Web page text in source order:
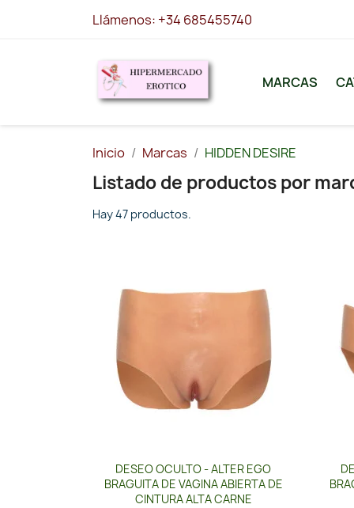
Llámenos: +34 685455740
MARCAS
Inicio Marcas HIDDEN DESIRE
Listado de productos por
Hay 47 productos.
Vista rápida
DESEO OCULTO - ALTER EGO
BRAGUITA DE VAGINA ABIERTA DE
CINTURA ALTA CARNE